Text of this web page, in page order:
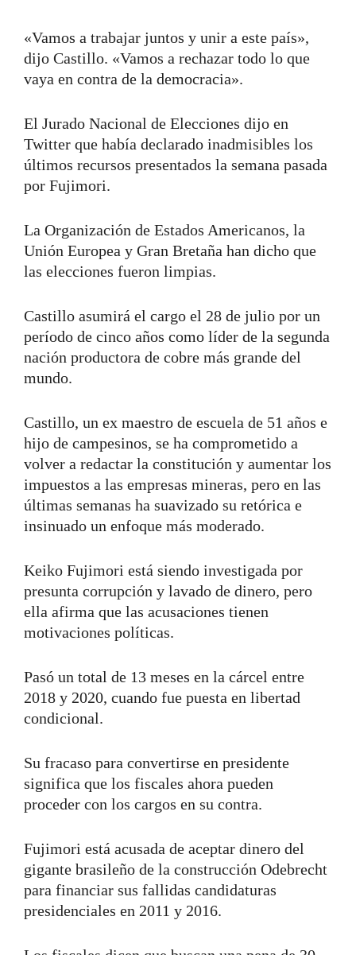
«Vamos a trabajar juntos y unir a este país»,
dijo Castillo. «Vamos a rechazar todo lo que
vaya en contra de la democracia».
El Jurado Nacional de Elecciones dijo en
Twitter que había declarado inadmisibles los
últimos recursos presentados la semana pasada
por Fujimori.
La Organización de Estados Americanos, la
Unión Europea y Gran Bretaña han dicho que
las elecciones fueron limpias.
Castillo asumirá el cargo el 28 de julio por un
período de cinco años como líder de la segunda
nación productora de cobre más grande del
mundo.
Castillo, un ex maestro de escuela de 51 años e
hijo de campesinos, se ha comprometido a
volver a redactar la constitución y aumentar los
impuestos a las empresas mineras, pero en las
últimas semanas ha suavizado su retórica e
insinuado un enfoque más moderado.
Keiko Fujimori está siendo investigada por
presunta corrupción y lavado de dinero, pero
ella afirma que las acusaciones tienen
motivaciones políticas.
Pasó un total de 13 meses en la cárcel entre
2018 y 2020, cuando fue puesta en libertad
condicional.
Su fracaso para convertirse en presidente
significa que los fiscales ahora pueden
proceder con los cargos en su contra.
Fujimori está acusada de aceptar dinero del
gigante brasileño de la construcción Odebrecht
para financiar sus fallidas candidaturas
presidenciales en 2011 y 2016.